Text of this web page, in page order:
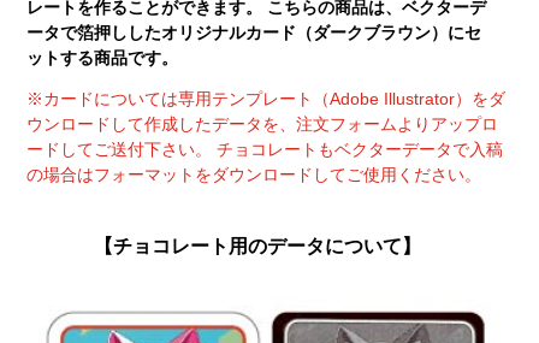
レートを作ることができます。 こちらの商品は、ベクターデ
ータで箔押ししたオリジナルカード（ダークブラウン）にセ
ットする商品です。
※カードについては専用テンプレート（Adobe Illustrator）をダ
ウンロードして作成したデータを、注文フォームよりアップロ
ードしてご送付下さい。 チョコレートもベクターデータで入稿
の場合はフォーマットをダウンロードしてご使用ください。
【チョコレート用のデータについて】